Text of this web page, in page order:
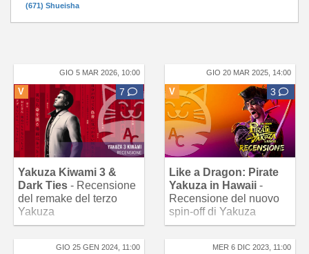
(671) Shueisha
GIO 5 MAR 2026, 10:00
V 7
Yakuza Kiwami 3 &
Dark Ties - Recensione
del remake del terzo
Yakuza
GIO 20 MAR 2025, 14:00
V 3
Like a Dragon: Pirate
Yakuza in Hawaii -
Recensione del nuovo
spin-off di Yakuza
GIO 25 GEN 2024, 11:00 MER 6 DIC 2023, 11:00